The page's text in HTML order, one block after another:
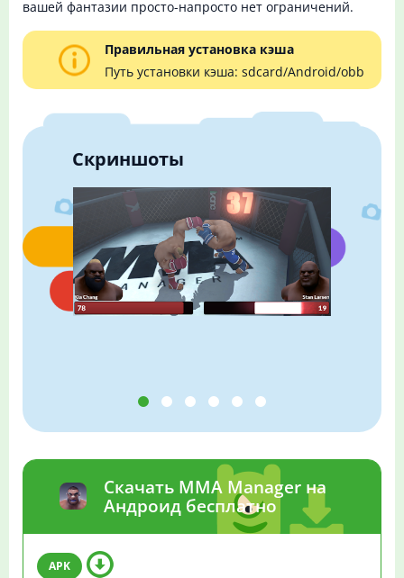
вашей фантазии просто-напросто нет ограничений.
Правильная установка кэша
Путь установки кэша: sdcard/Android/obb
Скриншоты
Скачать MMA Manager на
Андроид бесплатно